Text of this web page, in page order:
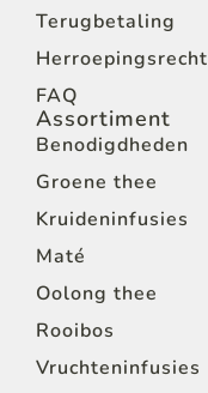
Terugbetaling
Herroepingsrecht
FAQ
Assortiment
Benodigdheden
Groene thee
Kruideninfusies
Maté
Oolong thee
Rooibos
Vruchteninfusies